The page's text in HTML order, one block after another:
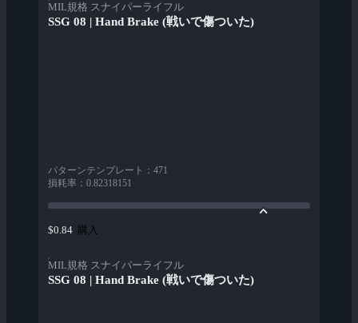
MIL規格 スナイパーライフル
SSG 08 | Hand Brake (戦いで傷ついた)
パターンテンプレート ： 471
損耗率 ： 0.82318151
$0.84 購入
MIL規格 スナイパーライフル
SSG 08 | Hand Brake (戦いで傷ついた)